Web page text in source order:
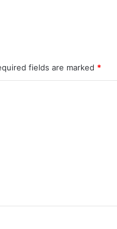
fields are marked *